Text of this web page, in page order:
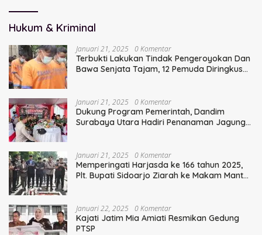
Hukum & Kriminal
Januari 21, 2025 0 Komentar
Terbukti Lakukan Tindak Pengeroyokan Dan
Bawa Senjata Tajam, 12 Pemuda Diringkus
Januari 21, 2025 0 Komentar
Dukung Program Pemerintah, Dandim
Surabaya Utara Hadiri Penanaman Jagung
Januari 21, 2025 0 Komentar
Memperingati Harjasda ke 166 tahun 2025,
Plt. Bupati Sidoarjo Ziarah ke Makam Mantan
Januari 22, 2025 0 Komentar
Kajati Jatim Mia Amiati Resmikan Gedung
PTSP